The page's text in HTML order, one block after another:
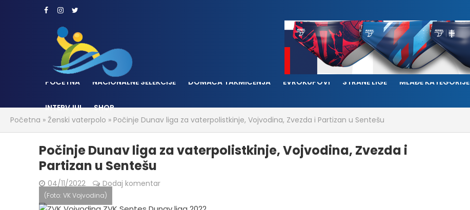
POČETNA NACIONALNE SELEKCIJE DOMAĆA TAKMIČENJA EVROKUPOVI STRANE LIGE MLAĐE KATEGORIJE
INTERVJUI
SHOP
Početna » Ženski vaterpolo » Počinje Dunav liga za vaterpolistkinje, Vojvodina, Zvezda i Partizan u Sentešu
Počinje Dunav liga za vaterpolistkinje, Vojvodina, Zvezda i
Partizan u Sentešu
04/11/2022 Dodaj komentar
(Foto: VK Vojvodina)